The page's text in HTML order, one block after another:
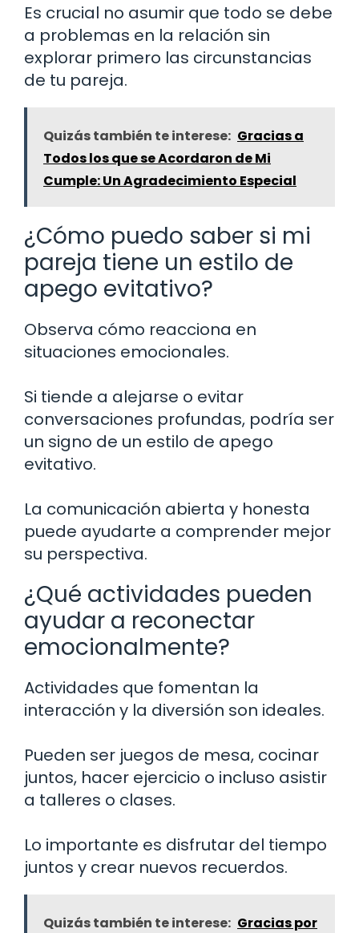
Es crucial no asumir que todo se debe
a problemas en la relación sin
explorar primero las circunstancias
de tu pareja.
Quizás también te interese: Gracias a
Todos los que se Acordaron de Mi
Cumple: Un Agradecimiento Especial
¿Cómo puedo saber si mi
pareja tiene un estilo de
apego evitativo?
Observa cómo reacciona en
situaciones emocionales.
Si tiende a alejarse o evitar
conversaciones profundas, podría ser
un signo de un estilo de apego
evitativo.
La comunicación abierta y honesta
puede ayudarte a comprender mejor
su perspectiva.
¿Qué actividades pueden
ayudar a reconectar
emocionalmente?
Actividades que fomentan la
interacción y la diversión son ideales.
Pueden ser juegos de mesa, cocinar
juntos, hacer ejercicio o incluso asistir
a talleres o clases.
Lo importante es disfrutar del tiempo
juntos y crear nuevos recuerdos.
Quizás también te interese: Gracias por